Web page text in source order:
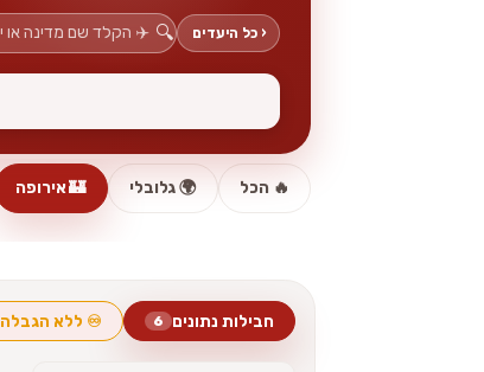
‹ כל היעדים 🔍
🔥 הכל 🌍 גלובלי 🏰 אירופה
חבילות נתונים 6 ♾️ ללא הגבלה